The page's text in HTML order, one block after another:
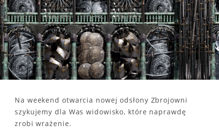
Na weekend otwarcia nowej odsłony Zbrojowni
szykujemy dla Was widowisko, które naprawdę
zrobi wrażenie.